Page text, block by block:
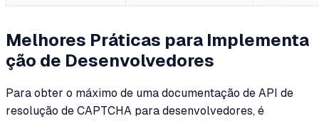
Melhores Práticas para Implementa
ção de Desenvolvedores
Para obter o máximo de uma documentação de API de
resolução de CAPTCHA para desenvolvedores, é